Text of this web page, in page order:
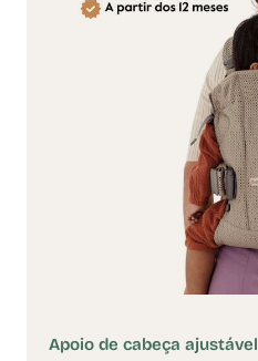
Apoio de cabeça ajustável